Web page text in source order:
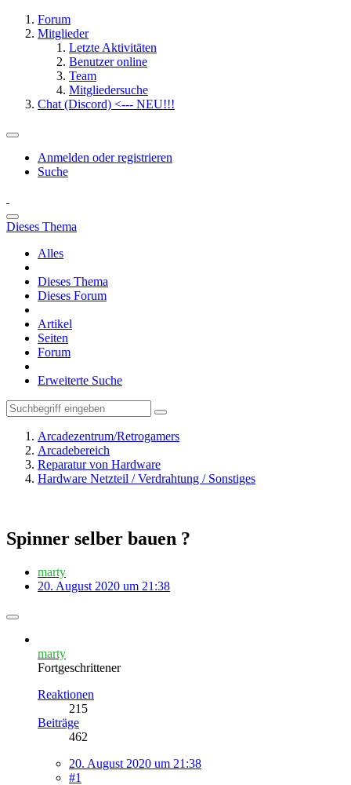
Forum
Mitglieder
Letzte Aktivitäten
Benutzer online
Team
Mitgliedersuche
Chat (Discord) <--- NEU!!!
Anmelden oder registrieren
Suche
Dieses Thema
Alles
Dieses Thema
Dieses Forum
Artikel
Seiten
Forum
Erweiterte Suche
Arcadezentrum/Retrogamers
Arcadebereich
Reparatur von Hardware
Hardware Netzteil / Verdrahtung / Sonstiges
Spinner selber bauen ?
marty
20. August 2020 um 21:38
marty
Fortgeschrittener
Reaktionen
215
Beiträge
462
20. August 2020 um 21:38
#1